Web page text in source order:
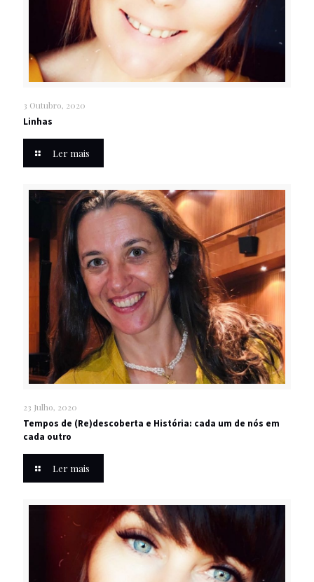
3 Outubro, 2020
Linhas
Ler mais
23 Julho, 2020
Tempos de (Re)descoberta e História: cada um de nós em
cada outro
Ler mais